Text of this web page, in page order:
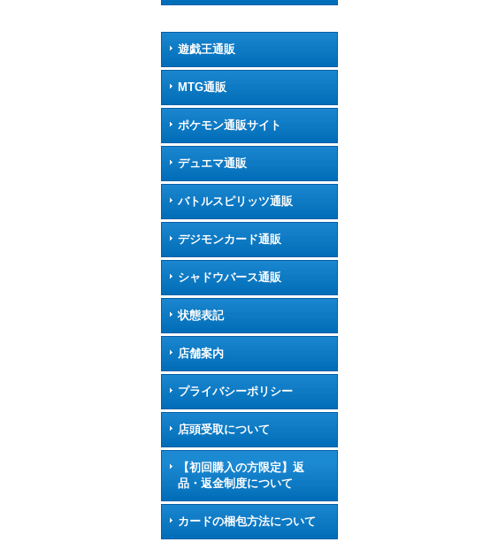
遊戯王通販
MTG通販
ポケモン通販サイト
デュエマ通販
バトルスピリッツ通販
デジモンカード通販
シャドウバース通販
状態表記
店舗案内
プライバシーポリシー
店頭受取について
【初回購入の方限定】返
品・返金制度について
カードの梱包方法について